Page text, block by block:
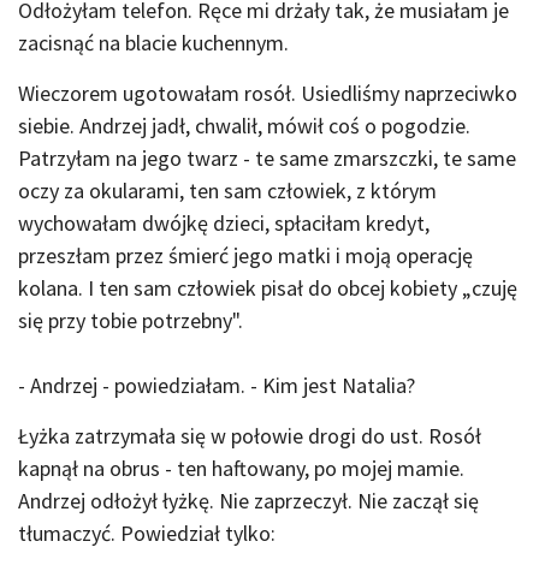
Odłożyłam telefon. Ręce mi drżały tak, że musiałam je
zacisnąć na blacie kuchennym.
Wieczorem ugotowałam rosół. Usiedliśmy naprzeciwko
siebie. Andrzej jadł, chwalił, mówił coś o pogodzie.
Patrzyłam na jego twarz - te same zmarszczki, te same
oczy za okularami, ten sam człowiek, z którym
wychowałam dwójkę dzieci, spłaciłam kredyt,
przeszłam przez śmierć jego matki i moją operację
kolana. I ten sam człowiek pisał do obcej kobiety „czuję
się przy tobie potrzebny".
- Andrzej - powiedziałam. - Kim jest Natalia?
Łyżka zatrzymała się w połowie drogi do ust. Rosół
kapnął na obrus - ten haftowany, po mojej mamie.
Andrzej odłożył łyżkę. Nie zaprzeczył. Nie zaczął się
tłumaczyć. Powiedział tylko: